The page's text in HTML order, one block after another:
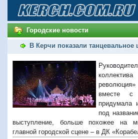
Городские новости
В Керчи показали
вместе с
придумала
под
выступление, больше похожее на
главной городской сцене – в ДК